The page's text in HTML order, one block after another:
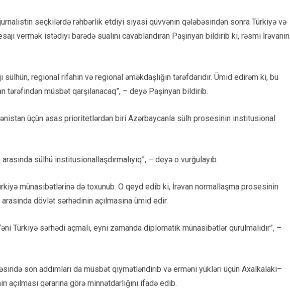
seçkilərdə rəhbərlik etdiyi siyasi qüvvənin qələbəsindən sonra Türkiyə və
vermək istədiyi barədə sualını cavablandıran Paşinyan bildirib ki, rəsmi İrəvanın
sülhün, regional rifahın və regional əməkdaşlığın tərəfdarıdır. Ümid edirəm ki, bu
tərəfindən müsbət qarşılanacaq”, – deyə Paşinyan bildirib.
üçün əsas prioritetlərdən biri Azərbaycanla sülh prosesinin institusional
sülhü institusionallaşdırmalıyıq”, – deyə o vurğulayıb.
münasibətlərinə də toxunub. O qeyd edib ki, İrəvan normallaşma prosesinin
dövlət sərhədinin açılmasına ümid edir.
Türkiyə sərhədi açmalı, eyni zamanda diplomatik münasibətlər qurulmalıdır”, –
son addımları da müsbət qiymətləndirib və erməni yükləri üçün Axalkalaki–
qərarına görə minnətdarlığını ifadə edib.